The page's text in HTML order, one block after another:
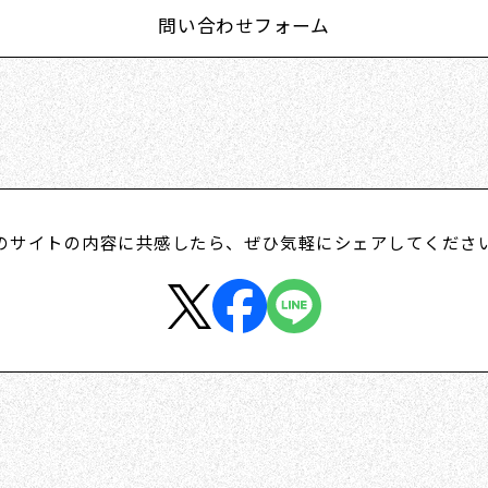
問い合わせフォーム
サイトの内容に共感したら、 ぜひ気軽にシェアしてくださ